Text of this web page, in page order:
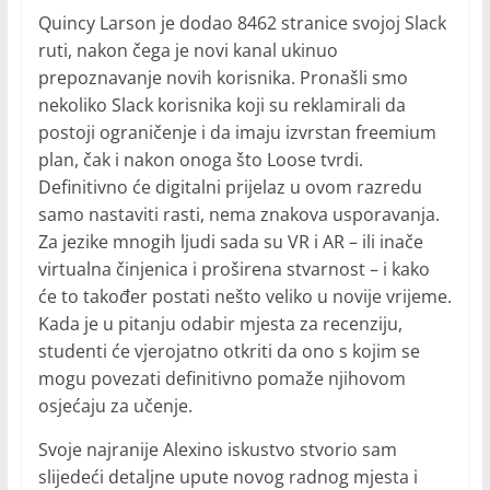
Quincy Larson je dodao 8462 stranice svojoj Slack
ruti, nakon čega je novi kanal ukinuo
prepoznavanje novih korisnika. Pronašli smo
nekoliko Slack korisnika koji su reklamirali da
postoji ograničenje i da imaju izvrstan freemium
plan, čak i nakon onoga što Loose tvrdi.
Definitivno će digitalni prijelaz u ovom razredu
samo nastaviti rasti, nema znakova usporavanja.
Za jezike mnogih ljudi sada su VR i AR – ili inače
virtualna činjenica i proširena stvarnost – i kako
će to također postati nešto veliko u novije vrijeme.
Kada je u pitanju odabir mjesta za recenziju,
studenti će vjerojatno otkriti da ono s kojim se
mogu povezati definitivno pomaže njihovom
osjećaju za učenje.
Svoje najranije Alexino iskustvo stvorio sam
slijedeći detaljne upute novog radnog mjesta i